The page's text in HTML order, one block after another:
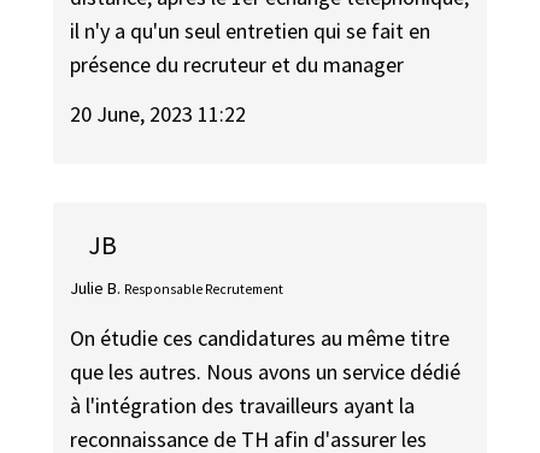
il n'y a qu'un seul entretien qui se fait en
présence du recruteur et du manager
20 June, 2023 11:22
JB
Julie B. Responsable Recrutement
On étudie ces candidatures au même titre
que les autres. Nous avons un service dédié
à l'intégration des travailleurs ayant la
reconnaissance de TH afin d'assurer les